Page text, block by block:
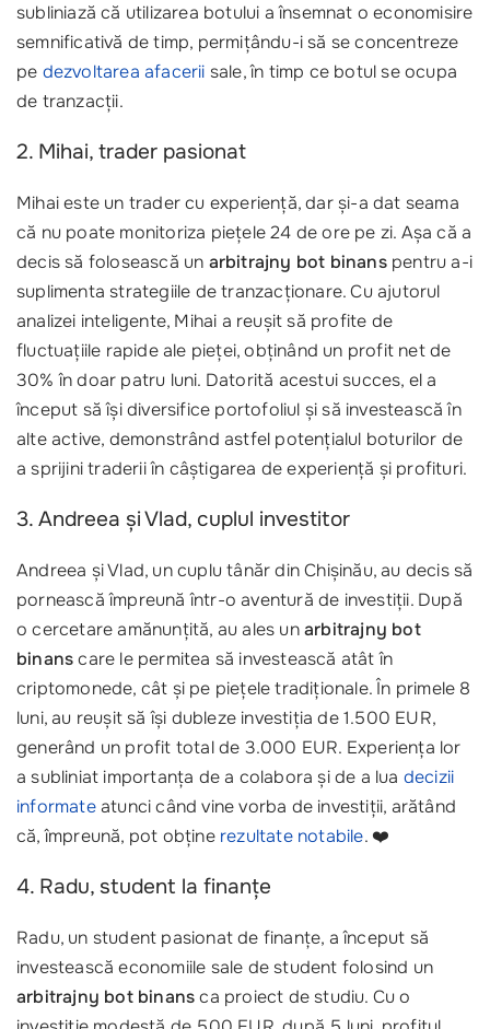
subliniază că utilizarea botului a însemnat o economisire
semnificativă de timp, permițându-i să se concentreze
pe dezvoltarea afacerii sale, în timp ce botul se ocupa
de tranzacții.
2. Mihai, trader pasionat
Mihai este un trader cu experiență, dar și-a dat seama
că nu poate monitoriza piețele 24 de ore pe zi. Așa că a
decis să folosească un arbitrajny bot binanspentru a-i
suplimenta strategiile de tranzacționare. Cu ajutorul
analizei inteligente, Mihai a reușit să profite de
fluctuațiile rapide ale pieței, obținând un profit net de
30% în doar patru luni. Datorită acestui succes, el a
început să își diversifice portofoliul și să investească în
alte active, demonstrând astfel potențialul boturilor de
a sprijini traderii în câștigarea de experiență și profituri.
3. Andreea și Vlad, cuplul investitor
Andreea și Vlad, un cuplu tânăr din Chișinău, au decis să
pornească împreună într-o aventură de investiții. După
o cercetare amănunțită, au ales unarbitrajny bot
binanscare le permitea să investească atât în
criptomonede, cât și pe piețele tradiționale. În primele 8
luni, au reușit să își dubleze investiția de 1.500 EUR,
generând un profit total de 3.000 EUR. Experiența lor
a subliniat importanța de a colabora și de a lua decizii
informateatunci când vine vorba de investiții, arătând
că, împreună, pot obține rezultate notabile. ❤️
4. Radu, student la finanțe
Radu, un student pasionat de finanțe, a început să
investească economiile sale de student folosind un
arbitrajny bot binansca proiect de studiu. Cu o